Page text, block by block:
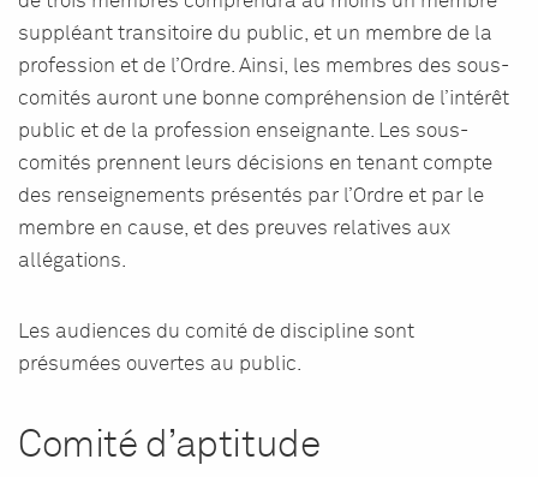
suppléant transitoire du public, et un membre de la
profession et de l’Ordre. Ainsi, les membres des sous-
comités auront une bonne compréhension de l’intérêt
public et de la profession enseignante. Les sous-
comités prennent leurs décisions en tenant compte
des renseignements présentés par l’Ordre et par le
membre en cause, et des preuves relatives aux
allégations.
Les audiences du comité de discipline sont
présumées ouvertes au public.
Comité d’aptitude